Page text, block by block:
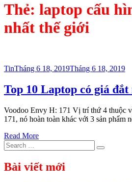
Thẻ: laptop cấu
nhất thế giới
TinPosted
Tháng 6 18, 2019Tháng 6 18, 2019
Top 10 Laptop có giá
Voodoo Envy H: 171 Vị trí thứ 4 thuộc
171, nó hoàn toàn khác với 3 sản phẩm
Read More
Search
for:
Search
Bài viết mới